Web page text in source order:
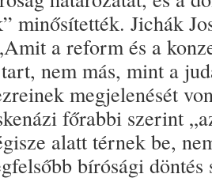
minősítették. Jichák
a reform és a
tart, nem más, mint a
megjelenését
főrabbi szerint
alatt térnek be,
bírósági döntés